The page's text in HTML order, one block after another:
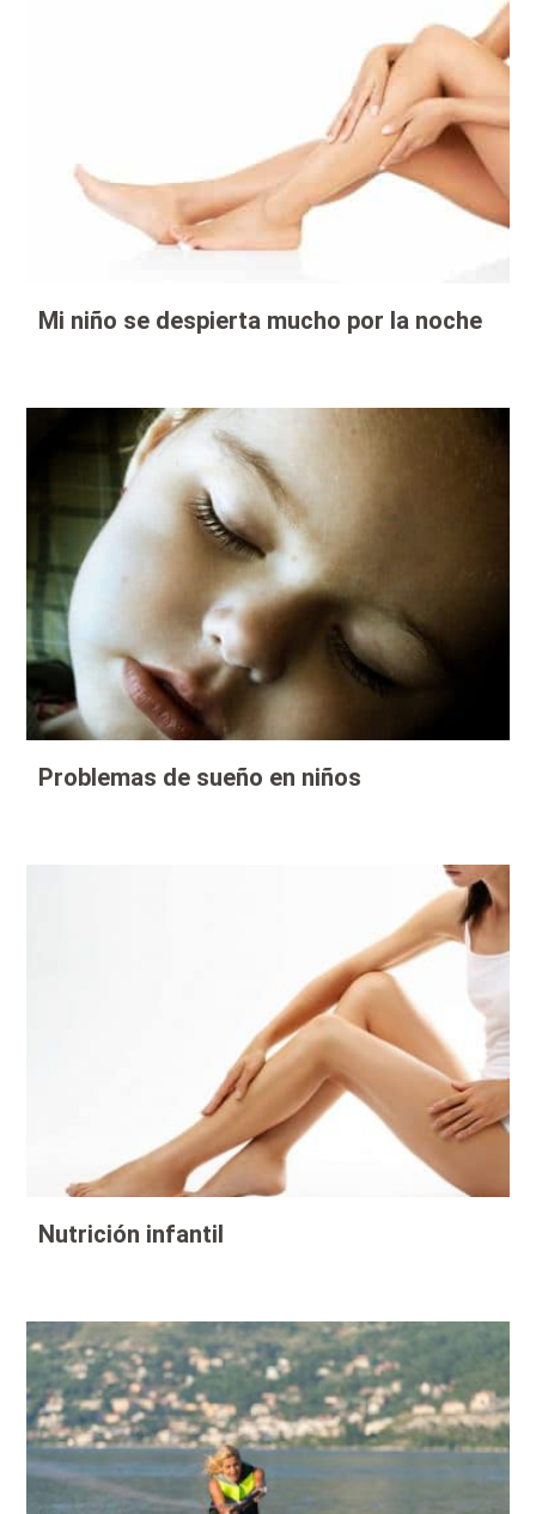
Mi niño se despierta mucho por la noche
Problemas de sueño en niños
Nutrición infantil